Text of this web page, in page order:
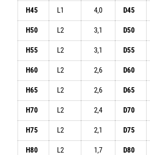
H45 L1 4,0 D45
H50 L2 3,1 D50
H55 L2 3,1 D55
H60 L2 2,6 D60
H65 L2 2,6 D65
H70 L2 2,4 D70
H75 L2 2,1 D75
H80 L2 1,7 D80